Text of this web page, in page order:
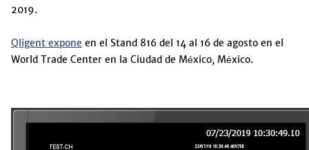
2019.
Qligent expone en el Stand 816 del 14 al 16 de agosto en el
World Trade Center en la Ciudad de México, México.